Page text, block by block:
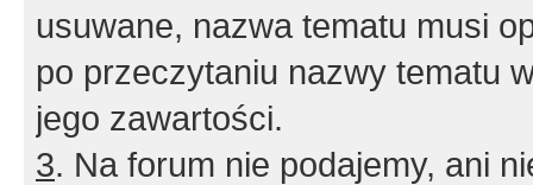
usuwane, nazwa tematu musi
po przeczytaniu nazwy tematu
jego zawartości.
3. Na forum nie podajemy, ani